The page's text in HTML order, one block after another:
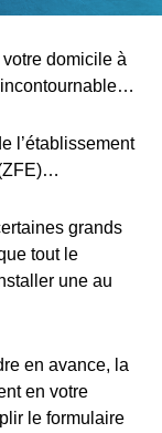
votre domicile à
l’établissement
grands
tout le
une au
en avance, la
en votre
le formulaire